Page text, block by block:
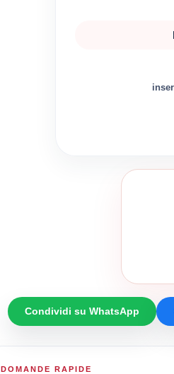
Condividi su WhatsApp
DOMANDE RAPIDE